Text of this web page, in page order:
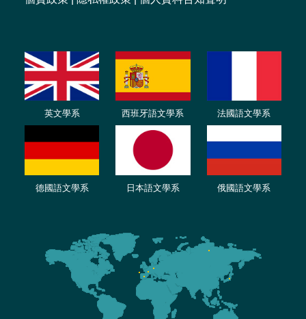
英文學系 西班牙語文學系 法國語文學系
德國語文學系 日本語文學系 俄國語文學系